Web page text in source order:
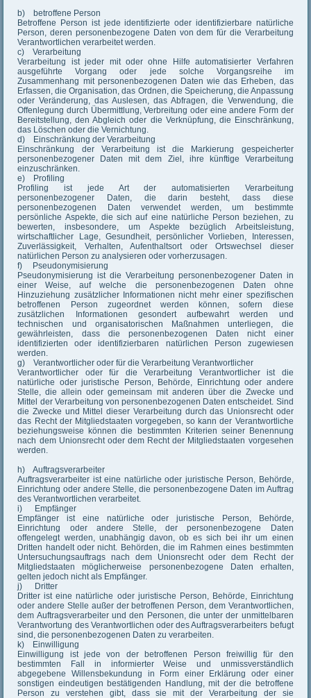
b) betroffene Person
Betroffene Person ist jede identifizierte oder identifizierbare natürliche
Person, deren personenbezogene Daten von dem für die Verarbeitung
Verantwortlichen verarbeitet werden.
c) Verarbeitung
Verarbeitung ist jeder mit oder ohne Hilfe automatisierter Verfahren
ausgeführte Vorgang oder jede solche Vorgangsreihe im
Zusammenhang mit personenbezogenen Daten wie das Erheben, das
Erfassen, die Organisation, das Ordnen, die Speicherung, die Anpassung
oder Veränderung, das Auslesen, das Abfragen, die Verwendung, die
Offenlegung durch Übermittlung, Verbreitung oder eine andere Form der
Bereitstellung, den Abgleich oder die Verknüpfung, die Einschränkung,
das Löschen oder die Vernichtung.
d) Einschränkung der Verarbeitung
Einschränkung der Verarbeitung ist die Markierung gespeicherter
personenbezogener Daten mit dem Ziel, ihre künftige Verarbeitung
einzuschränken.
e) Profiling
Profiling ist jede Art der automatisierten Verarbeitung
personenbezogener Daten, die darin besteht, dass diese
personenbezogenen Daten verwendet werden, um bestimmte
persönliche Aspekte, die sich auf eine natürliche Person beziehen, zu
bewerten, insbesondere, um Aspekte bezüglich Arbeitsleistung,
wirtschaftlicher Lage, Gesundheit, persönlicher Vorlieben, Interessen,
Zuverlässigkeit, Verhalten, Aufenthaltsort oder Ortswechsel dieser
natürlichen Person zu analysieren oder vorherzusagen.
f) Pseudonymisierung
Pseudonymisierung ist die Verarbeitung personenbezogener Daten in
einer Weise, auf welche die personenbezogenen Daten ohne
Hinzuziehung zusätzlicher Informationen nicht mehr einer spezifischen
betroffenen Person zugeordnet werden können, sofern diese
zusätzlichen Informationen gesondert aufbewahrt werden und
technischen und organisatorischen Maßnahmen unterliegen, die
gewährleisten, dass die personenbezogenen Daten nicht einer
identifizierten oder identifizierbaren natürlichen Person zugewiesen
werden.
g) Verantwortlicher oder für die Verarbeitung Verantwortlicher
Verantwortlicher oder für die Verarbeitung Verantwortlicher ist die
natürliche oder juristische Person, Behörde, Einrichtung oder andere
Stelle, die allein oder gemeinsam mit anderen über die Zwecke und
Mittel der Verarbeitung von personenbezogenen Daten entscheidet. Sind
die Zwecke und Mittel dieser Verarbeitung durch das Unionsrecht oder
das Recht der Mitgliedstaaten vorgegeben, so kann der Verantwortliche
beziehungsweise können die bestimmten Kriterien seiner Benennung
nach dem Unionsrecht oder dem Recht der Mitgliedstaaten vorgesehen
werden.
h) Auftragsverarbeiter
Auftragsverarbeiter ist eine natürliche oder juristische Person, Behörde,
Einrichtung oder andere Stelle, die personenbezogene Daten im Auftrag
des Verantwortlichen verarbeitet.
i) Empfänger
Empfänger ist eine natürliche oder juristische Person, Behörde,
Einrichtung oder andere Stelle, der personenbezogene Daten
offengelegt werden, unabhängig davon, ob es sich bei ihr um einen
Dritten handelt oder nicht. Behörden, die im Rahmen eines bestimmten
Untersuchungsauftrags nach dem Unionsrecht oder dem Recht der
Mitgliedstaaten möglicherweise personenbezogene Daten erhalten,
gelten jedoch nicht als Empfänger.
j) Dritter
Dritter ist eine natürliche oder juristische Person, Behörde, Einrichtung
oder andere Stelle außer der betroffenen Person, dem Verantwortlichen,
dem Auftragsverarbeiter und den Personen, die unter der unmittelbaren
Verantwortung des Verantwortlichen oder des Auftragsverarbeiters befugt
sind, die personenbezogenen Daten zu verarbeiten.
k) Einwilligung
Einwilligung ist jede von der betroffenen Person freiwillig für den
bestimmten Fall in informierter Weise und unmissverständlich
abgegebene Willensbekundung in Form einer Erklärung oder einer
sonstigen eindeutigen bestätigenden Handlung, mit der die betroffene
Person zu verstehen gibt, dass sie mit der Verarbeitung der sie